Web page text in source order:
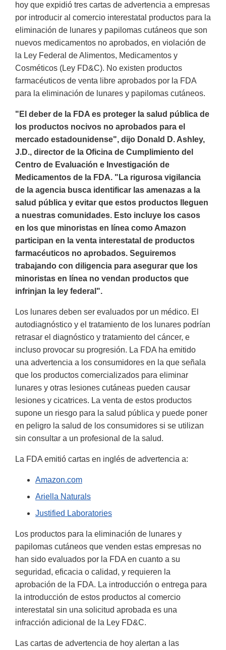
hoy que expidió tres cartas de advertencia a empresas
por introducir al comercio interestatal productos para la
eliminación de lunares y papilomas cutáneos que son
nuevos medicamentos no aprobados, en violación de
la Ley Federal de Alimentos, Medicamentos y
Cosméticos (Ley FD&C). No existen productos
farmacéuticos de venta libre aprobados por la FDA
para la eliminación de lunares y papilomas cutáneos.
"El deber de la FDA es proteger la salud pública de
los productos nocivos no aprobados para el
mercado estadounidense", dijo Donald D. Ashley,
J.D., director de la Oficina de Cumplimiento del
Centro de Evaluación e Investigación de
Medicamentos de la FDA. "La rigurosa vigilancia
de la agencia busca identificar las amenazas a la
salud pública y evitar que estos productos lleguen
a nuestras comunidades. Esto incluye los casos
en los que minoristas en línea como Amazon
participan en la venta interestatal de productos
farmacéuticos no aprobados. Seguiremos
trabajando con diligencia para asegurar que los
minoristas en línea no vendan productos que
infrinjan la ley federal".
Los lunares deben ser evaluados por un médico. El
autodiagnóstico y el tratamiento de los lunares podrían
retrasar el diagnóstico y tratamiento del cáncer, e
incluso provocar su progresión. La FDA ha emitido
una advertencia a los consumidores en la que señala
que los productos comercializados para eliminar
lunares y otras lesiones cutáneas pueden causar
lesiones y cicatrices. La venta de estos productos
supone un riesgo para la salud pública y puede poner
en peligro la salud de los consumidores si se utilizan
sin consultar a un profesional de la salud.
La FDA emitió cartas en inglés de advertencia a:
Amazon.com
Ariella Naturals
Justified Laboratories
Los productos para la eliminación de lunares y
papilomas cutáneos que venden estas empresas no
han sido evaluados por la FDA en cuanto a su
seguridad, eficacia o calidad, y requieren la
aprobación de la FDA. La introducción o entrega para
la introducción de estos productos al comercio
interestatal sin una solicitud aprobada es una
infracción adicional de la Ley FD&C.
Las cartas de advertencia de hoy alertan a las